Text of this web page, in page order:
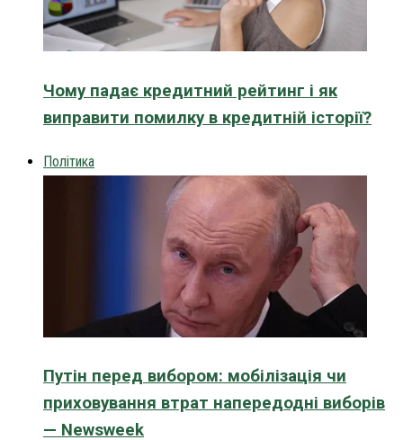
Чому падає кредитний рейтинг і як
виправити помилку в кредитній історії?
Політика
Путін перед вибором: мобілізація чи
приховування втрат напередодні виборів
— Newsweek